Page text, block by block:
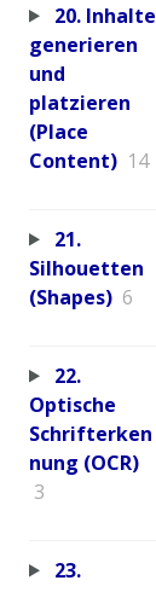
20. Inhalte
generieren
und
platzieren
(Place
Content) 14
21.
Silhouetten
(Shapes) 6
22.
Optische
Schrifterken
nung (OCR)
3
23.